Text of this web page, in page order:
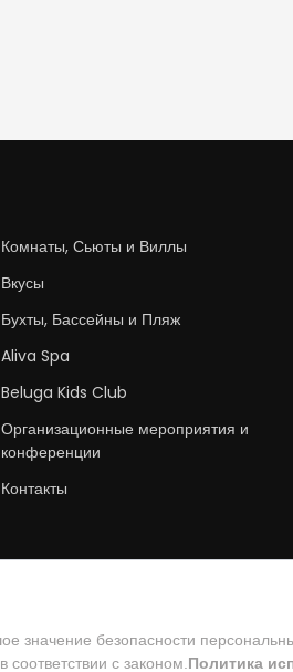
Комнаты, Сьюты и Виллы
Вкусы
Бухты, Бассейны и Пляж
Aliva Spa
Beluga Kids Club
Организационные мероприятия и
конференции
Контакты